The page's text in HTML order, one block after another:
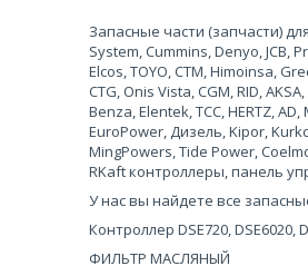
Запасные части (запчасти)
System, Cummins, Denyo, JCB,
Elcos, TOYO, CTM, Himoinsa,
CTG, Onis Vista, CGM, RID,
Benza, Elentek, TCC, HERTZ,
EuroPower, Дизель, Kipor,
MingPowers, Tide Power,
RKaft контроллеры, панель
У нас вы найдете все
Контроллер DSE720, DSE6020,
ФИЛЬТР МАСЛЯНЫЙ